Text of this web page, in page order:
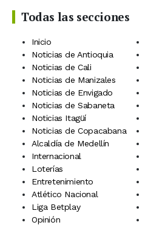
Todas las secciones
Inicio
Noticias de Antioquia
Noticias de Cali
Noticias de Manizales
Noticias de Envigado
Noticias de Sabaneta
Noticias Itagüí
Noticias de Copacabana
Alcaldía de Medellín
Internacional
Loterías
Entretenimiento
Atlético Nacional
Liga Betplay
Opinión